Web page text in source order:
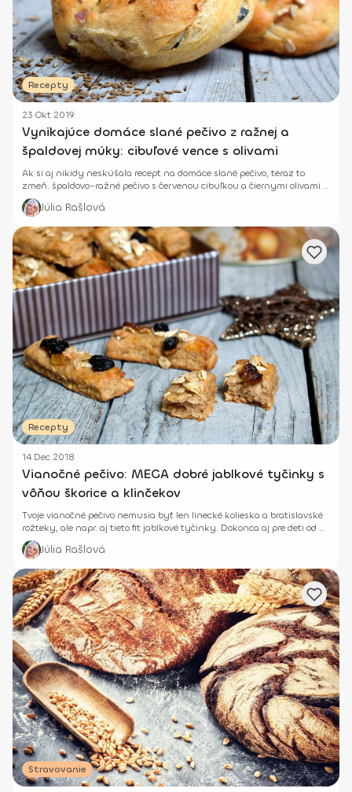
Recepty
23 Okt 2019
Vynikajúce domáce slané pečivo z ražnej a
špaldovej múky: cibuľové vence s olivami
Ak si aj nikidy neskúšala recept na domáce slané pečivo, teraz to
zmeň. špaldovo-ražné pečivo s červenou cibuľkou a čiernymi olivami je
mega chutné.
Júlia Rašlová
Recepty
14 Dec 2018
Vianočné pečivo: MEGA dobré jablkové tyčinky s
vôňou škorice a klinčekov
Tvoje vianočné pečivo nemusia byť len linecké kolieska a bratislavské
rožteky, ale napr. aj tieto fit jablkové tyčinky. Dokonca aj pre deti od 2
rokov.
Júlia Rašlová
Stravovanie